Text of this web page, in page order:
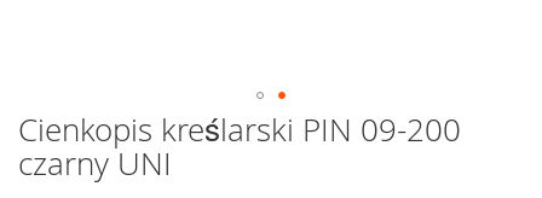
Przejdź
na
początek
Cienkopis kreślarski PIN 09-200
czarny UNI